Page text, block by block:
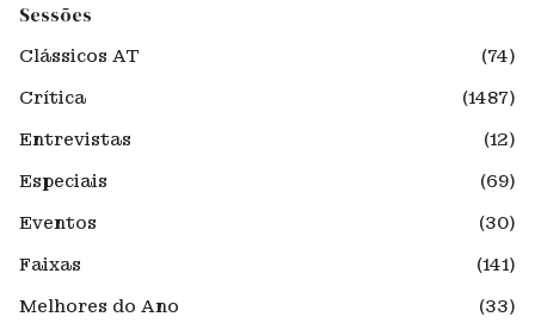
Sessões
Clássicos AT
(74)
Crítica
(1487)
Entrevistas
(12)
Especiais
(69)
Eventos
(30)
Faixas
(141)
Melhores do Ano
(33)